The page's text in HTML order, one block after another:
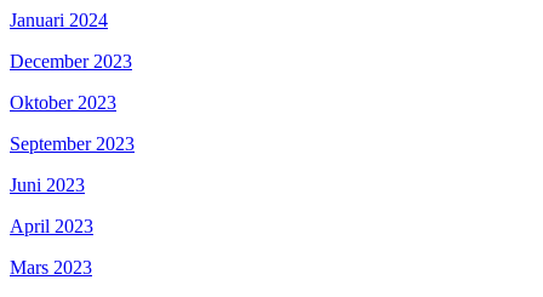
Januari 2024
December 2023
Oktober 2023
September 2023
Juni 2023
April 2023
Mars 2023